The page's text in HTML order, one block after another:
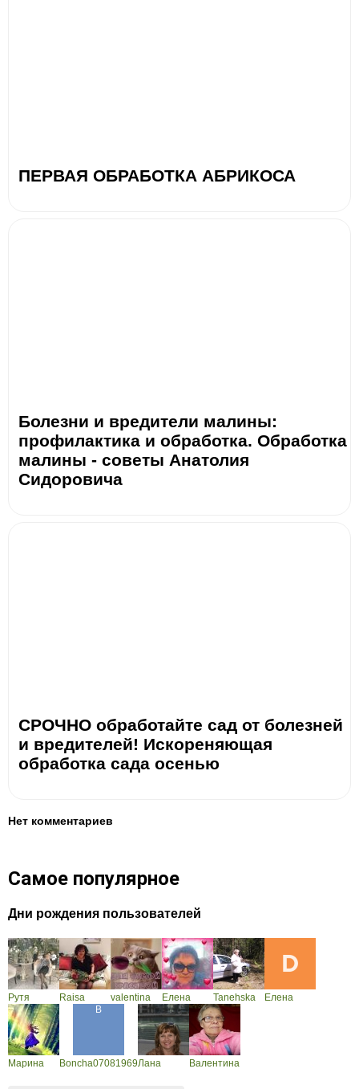
ПЕРВАЯ ОБРАБОТКА АБРИКОСА
Болезни и вредители малины:
профилактика и обработка. Обработка
малины - советы Анатолия
Сидоровича
СРОЧНО обработайте сад от болезней
и вредителей! Искореняющая
обработка сада осенью
Нет комментариев
Самое популярное
Дни рождения пользователей
Рутя Raisa valentina Елена Tanehska Елена
Марина Boncha07081969Лана Валентина